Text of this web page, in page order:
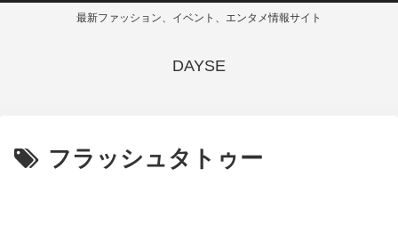
最新ファッション、イベント、エンタメ情報サイト
DAYSE
フラッシュタトゥー